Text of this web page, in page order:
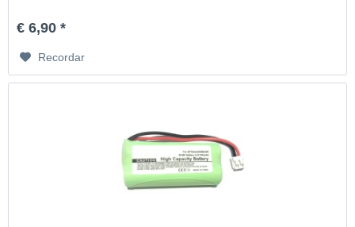
€ 6,90 *
Recordar